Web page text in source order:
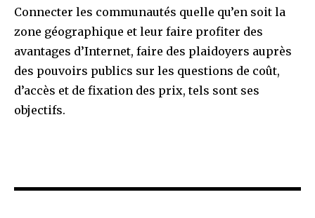
Connecter les communautés quelle qu’en soit la
zone géographique et leur faire profiter des
avantages d’Internet, faire des plaidoyers auprès
des pouvoirs publics sur les questions de coût,
d’accès et de fixation des prix, tels sont ses
objectifs.